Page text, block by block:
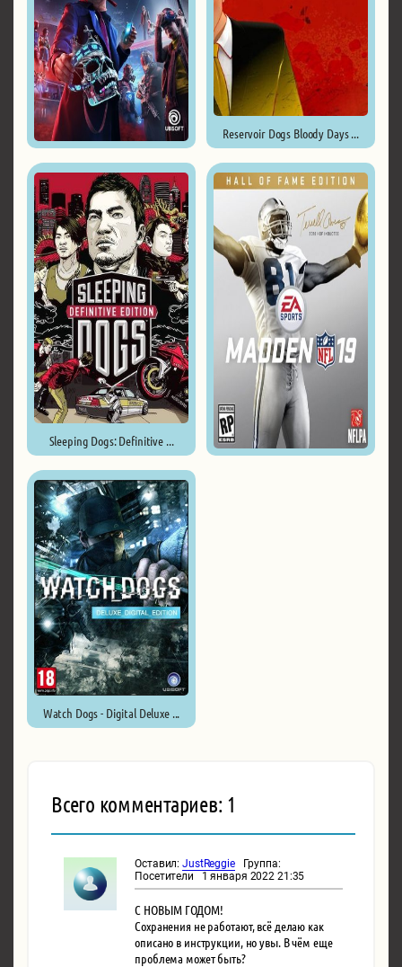
Reservoir Dogs Bloody Days ...
Sleeping Dogs: Definitive ...
Watch Dogs - Digital Deluxe ...
Всего комментариев: 1
Оставил:JustReggieГруппа:
Посетители 1 января 2022 21:35
С НОВЫМ ГОДОМ!
Сохранения не работают, всё делаю как
описано в инструкции, но увы. В чём еще
проблема может быть?